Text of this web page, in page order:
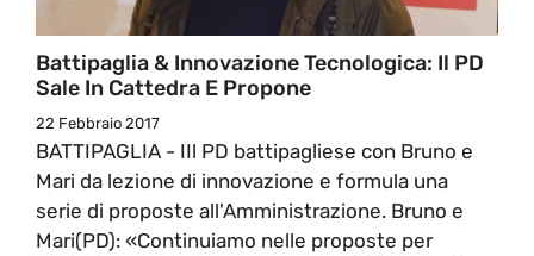
Battipaglia & Innovazione Tecnologica: Il PD
Sale In Cattedra E Propone
22 Febbraio 2017
BATTIPAGLIA - IIl PD battipagliese con Bruno e
Mari da lezione di innovazione e formula una
serie di proposte all'Amministrazione. Bruno e
Mari(PD): «Continuiamo nelle proposte per